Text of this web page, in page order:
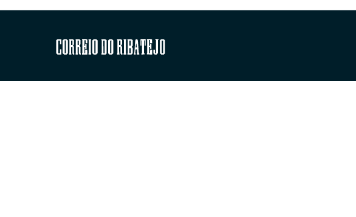
Correio do Ribatejo